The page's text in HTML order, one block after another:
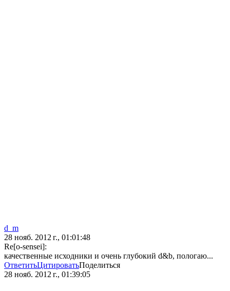
d_m
28 нояб. 2012 г., 01:01:48
Re[o-sensei]:
качественные исходники и очень глубокий d&b, пологаю...
ОтветитьЦитироватьПоделиться
28 нояб. 2012 г., 01:39:05